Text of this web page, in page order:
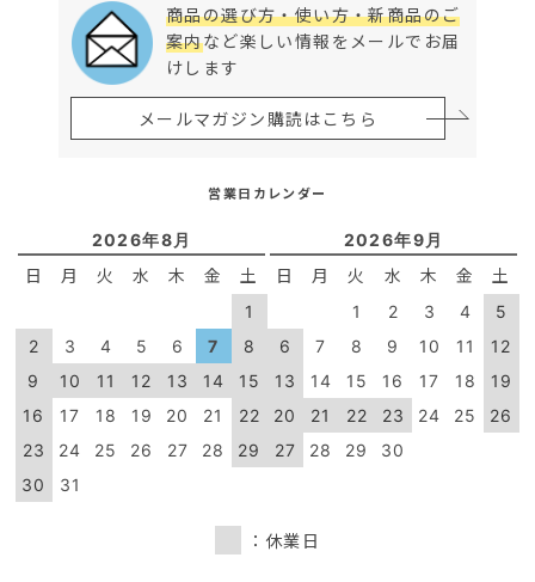
商品の選び方・使い方・新商品のご
案内など楽しい情報をメールでお届
けします
メールマガジン購読はこちら
営業日カレンダー
2026年8月
日 月 火 水 木 金 土
1
2
3 4 5 6 7
8
9
10 11 12 13 14
15
16
17 18 19 20 21
22
23
24 25 26 27 28
29
30
31
2026年9月
日 月 火 水 木 金 土
1 2 3 4
5
6
7 8 9 10 11
12
13
14 15 16 17 18
19
20
21 22 23 24 25
26
27
28 29 30
：休業日